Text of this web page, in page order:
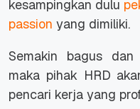
kesampingkan dulu
passion yang dimiliki.
Semakin bagus
maka pihak HRD
pencari kerja yang